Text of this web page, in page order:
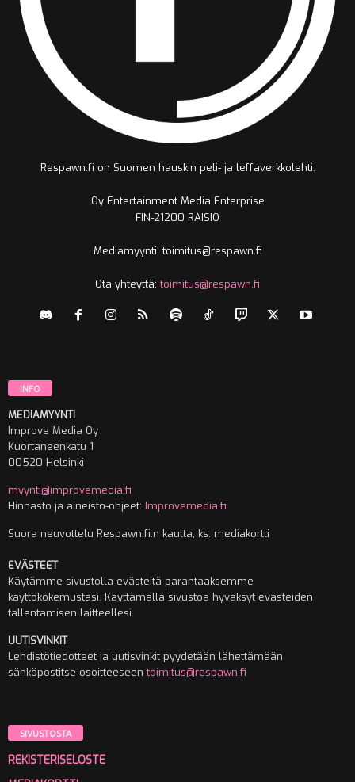
Respawn.fi on Suomen hauskin peli- ja leffaverkkolehti.
Oy Entertainment Media Enterprise
FIN-21200 RAISIO
Mediamyynti, toimitus@respawn.fi
Ota yhteyttä:toimitus@respawn.fi
INFO
MEDIAMYYNTI
Improve Media Oy
Kuortaneenkatu 1
00520 Helsinki
myynti@improvemedia.fi
Hinnasto ja aineisto-ohjeet: Improvemedia.fi
Suora neuvottelu Respawn.fi:n kautta, ks. mediakortti
EVÄSTEET
Käytämme sivustolla evästeitä parantaaksemme
käyttökokemustasi. Käyttämällä sivustoa hyväksyt evästeiden
tallentamisen laitteellesi.
UUTISVINKIT
Lehdistötiedotteet ja uutisvinkit pyydetään lähettämään
sähköpostitse osoitteeseentoimitus@respawn.fi
SIVUSTOSTA
REKISTERISELOSTE